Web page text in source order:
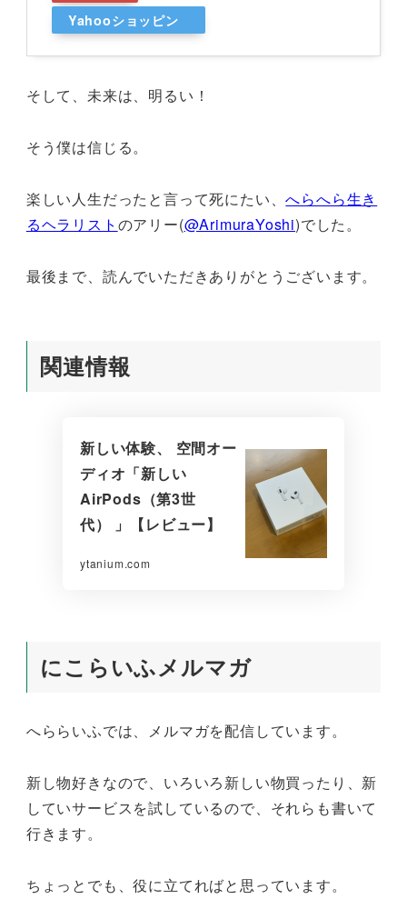
Yahooショッピン
そして、未来は、明るい！
そう僕は信じる。
楽しい人生だったと言って死にたい、へらへら生き
るヘラリスト のアリー(@ArimuraYoshi)でした。
最後まで、読んでいただきありがとうございます。
関連情報
新しい体験、 空間オー
ディオ「新しい
AirPods（第3世
代） 」【レビュー】
ytanium.com
にこらいふメルマガ
へららいふでは、メルマガを配信しています。
新し物好きなので、いろいろ新しい物買ったり、新
していサービスを試しているので、それらも書いて
行きます。
ちょっとでも、役に立てればと思っています。